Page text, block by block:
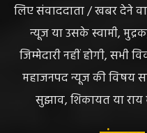
लिए संवाददाता / खबर देने
न्यूज या उसके स्वामी,
जिम्मेदारी नहीं होगी, सभी
महाजनपद न्यूज की विषय
सुझाव, शिकायत या